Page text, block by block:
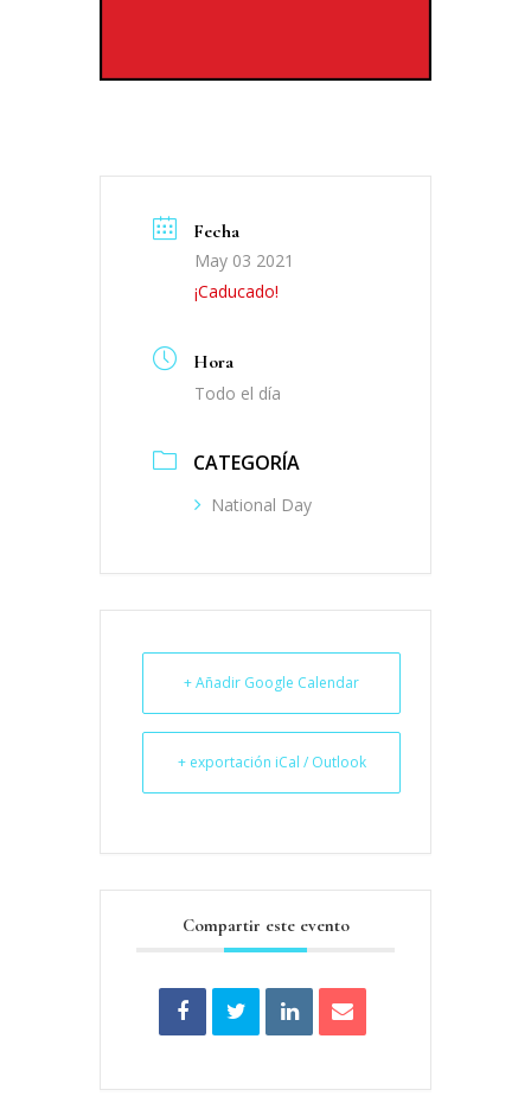
Fecha
May 03 2021
¡Caducado!
Hora
Todo el día
CATEGORÍA
National Day
+ Añadir Google Calendar
+ exportación iCal / Outlook
Compartir este evento